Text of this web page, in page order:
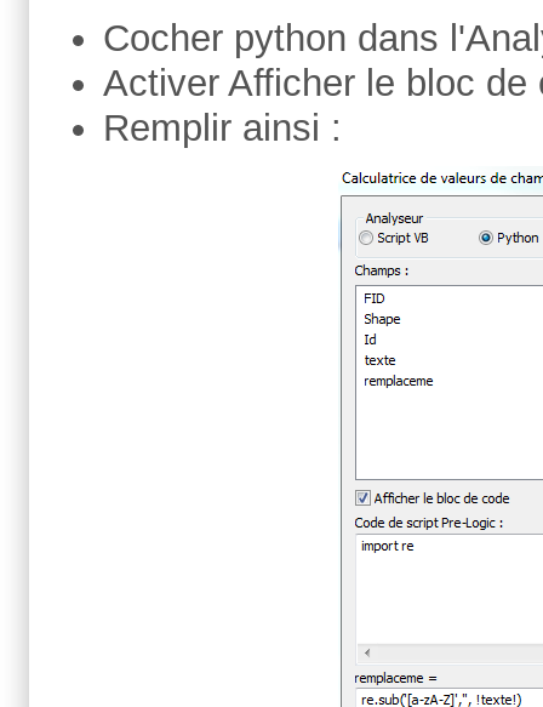
Cocher python dans
Activer Afficher le bloc de
Remplir ainsi :